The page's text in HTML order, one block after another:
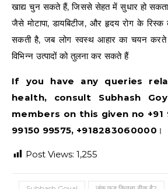
खाद्य चुन सकते हैं, जिससे सेहत में सुधार हो सकता
जैसे मोटापा, डायबिटीज, और हृदय रोग के
सकती है, जब लोग स्वस्थ आहार का चयन
विभिन्न उत्पादों को तुलना कर सकते हैं
If you have any queries
health, consult Subhash
members on this given no +91
99150 99575, +918283060000 ।
Post Views: 1,255